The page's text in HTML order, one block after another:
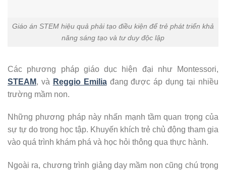
Giáo án STEM hiệu quả phải tạo điều kiện để trẻ phát triển khả
năng sáng tạo và tư duy độc lập
Các phương pháp giáo dục hiện đại như Montessori,
STEAM, và Reggio Emiliađang được áp dụng tại nhiều
trường mầm non.
Những phương pháp này nhấn mạnh tầm quan trọng của
sự tự do trong học tập. Khuyến khích trẻ chủ động tham gia
vào quá trình khám phá và học hỏi thông qua thực hành.
Ngoài ra, chương trình giảng dạy mầm non cũng chú trọng